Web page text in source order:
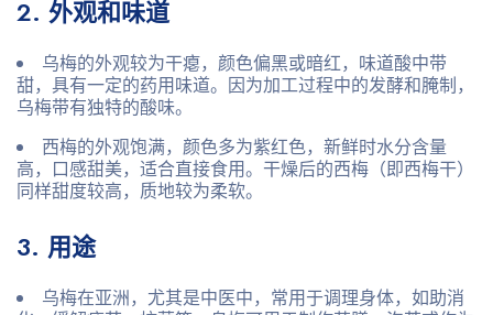
2. 外观和味道
乌梅的外观较为干瘪，颜色偏黑或暗红，味道酸中带
甜，具有一定的药用味道。因为加工过程中的发酵和腌制，
乌梅带有独特的酸味。
西梅的外观饱满，颜色多为紫红色，新鲜时水分含量
高，口感甜美，适合直接食用。干燥后的西梅（即西梅干）
同样甜度较高，质地较为柔软。
3. 用途
乌梅在亚洲，尤其是中医中，常用于调理身体，如助消